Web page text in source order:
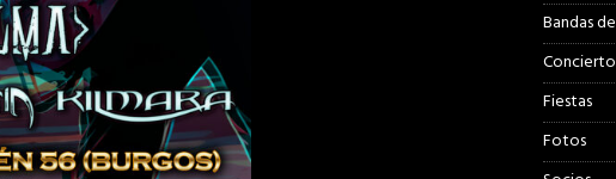
Bandas
Fiestas
Fotos